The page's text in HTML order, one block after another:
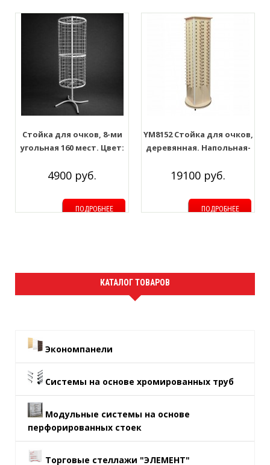
Стойка для очков, 8-ми
угольная 160 мест. Цвет:
4900 руб.
ПОДРОБНЕЕ
YM8152 Стойка для очков,
деревянная. Напольная-
19100 руб.
ПОДРОБНЕЕ
КАТАЛОГ ТОВАРОВ
Экономпанели
Системы на основе хромированных труб
Модульные системы на основе
перфорированных стоек
Торговые стеллажи "ЭЛЕМЕНТ"